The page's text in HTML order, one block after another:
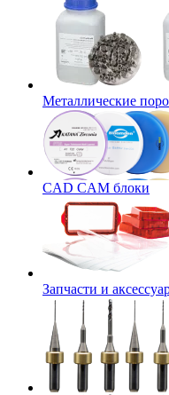
Металлические
CAD CAM блоки
Запчасти и